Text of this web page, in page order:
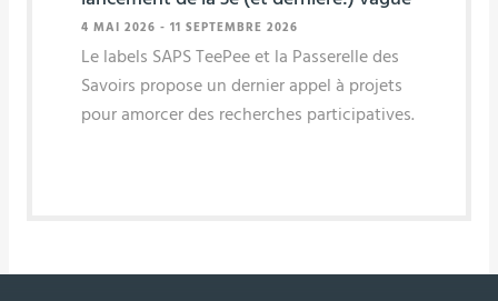
4 MAI 2026 - 11 SEPTEMBRE 2026
Le labels SAPS TeePee et la Passerelle des
Savoirs propose un dernier appel à projets
pour amorcer des recherches participatives.